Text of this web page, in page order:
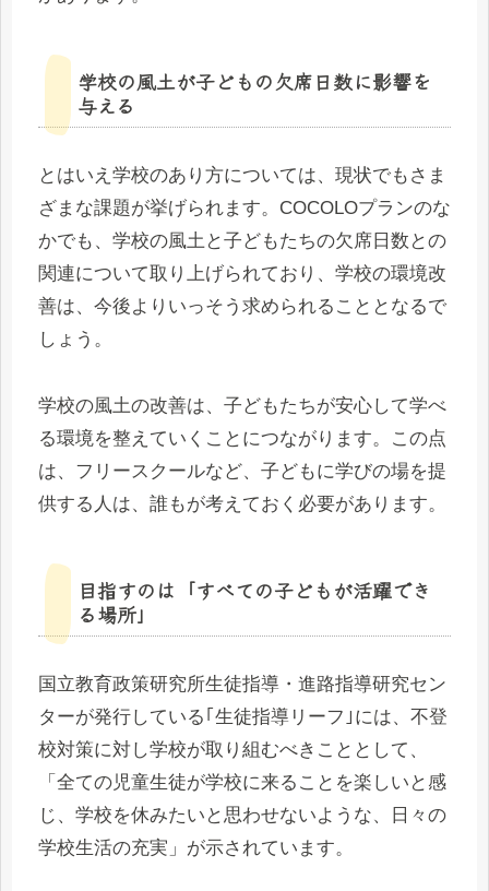
学校の風土が子どもの欠席日数に影響を
与える
とはいえ学校のあり方については、現状でもさま
ざまな課題が挙げられます。COCOLOプランのな
かでも、学校の風土と子どもたちの欠席日数との
関連について取り上げられており、学校の環境改
善は、今後よりいっそう求められることとなるで
しょう。
学校の風土の改善は、子どもたちが安心して学べ
る環境を整えていくことにつながります。この点
は、フリースクールなど、子どもに学びの場を提
供する人は、誰もが考えておく必要があります。
目指すのは「すべての子どもが活躍でき
る場所」
国立教育政策研究所生徒指導・進路指導研究セン
ターが発行している｢生徒指導リーフ｣には、不登
校対策に対し学校が取り組むべきこととして、
「全ての児童生徒が学校に来ることを楽しいと感
じ、学校を休みたいと思わせないような、日々の
学校生活の充実」が示されています。